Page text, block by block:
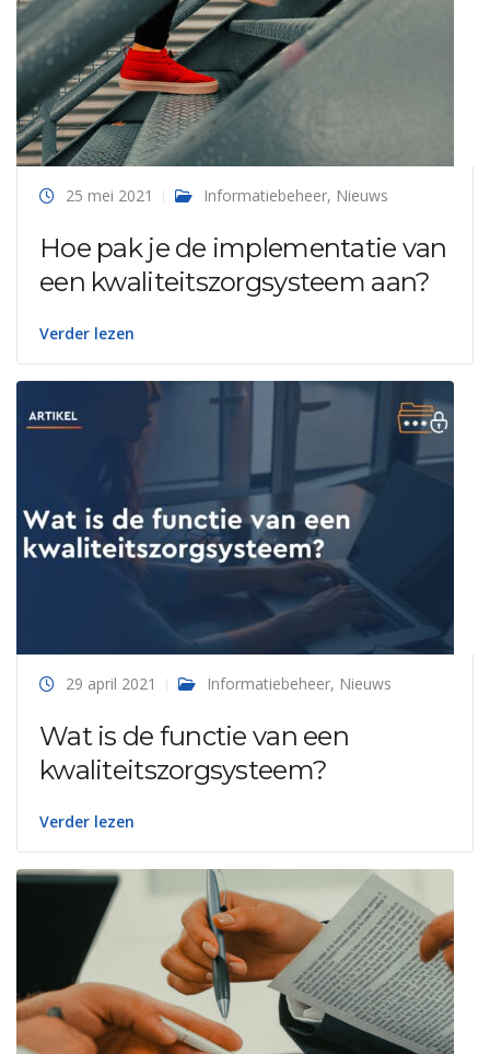
25 mei 2021 Informatiebeheer, Nieuws
Hoe pak je de implementatie van
een kwaliteitszorgsysteem aan?
Verder lezen
29 april 2021 Informatiebeheer, Nieuws
Wat is de functie van een
kwaliteitszorgsysteem?
Verder lezen